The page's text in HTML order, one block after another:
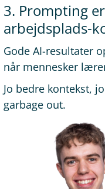
3. Prompting
arbejdsplads-
Gode AI-resultater
når mennesker
Jo bedre kontekst,
garbage out.